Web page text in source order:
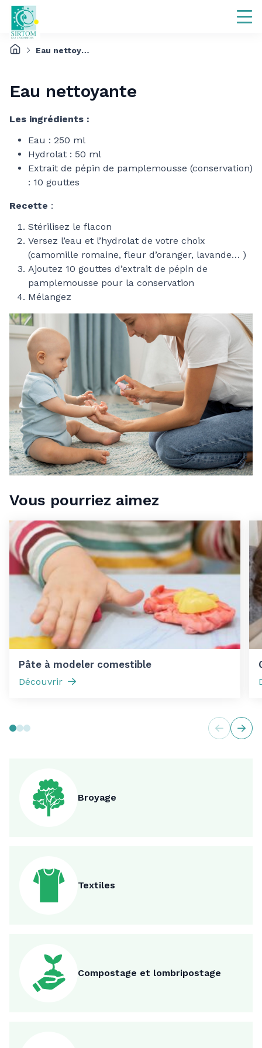
Eau nettoyante
Eau nettoyante
Les ingrédients :
Eau : 250 ml
Hydrolat : 50 ml
Extrait de pépin de pamplemousse (conservation)
: 10 gouttes
Recette :
Stérilisez le flacon
Versez l’eau et l’hydrolat de votre choix
(camomille romaine, fleur d’oranger, lavande… )
Ajoutez 10 gouttes d’extrait de pépin de
pamplemousse pour la conservation
Mélangez
Vous pourriez aimez
Pâte à modeler comestible
Découvrir
Broyage
Textiles
Compostage et lombripostage